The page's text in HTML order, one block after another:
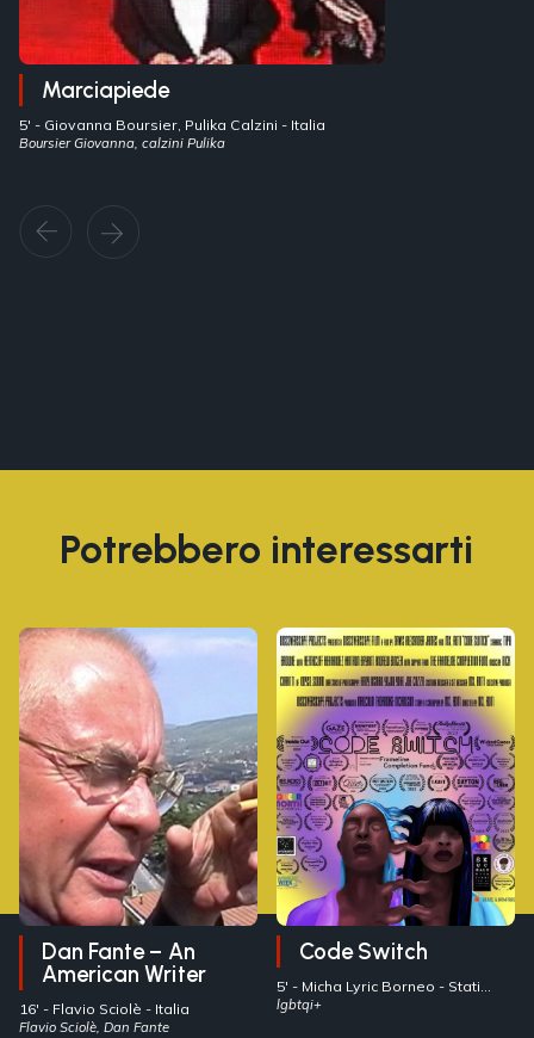
Marciapiede
5' - Giovanna Boursier, Pulika Calzini - Italia
Boursier Giovanna, calzini Pulika
Potrebbero interessarti
Dan Fante – An
American Writer
16' - Flavio Sciolè - Italia
Flavio Sciolè, Dan Fante
Code Switch
5' - Micha Lyric Borneo
Uniti
lgbtqi+